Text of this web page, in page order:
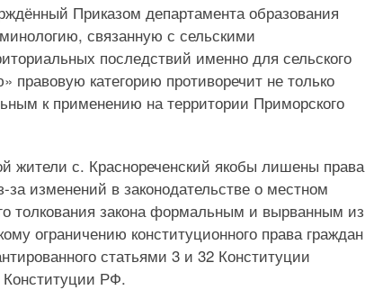
Приказом департамента образования
связанную с сельскими
последствий именно для сельского
правовую категорию противоречит не только
к применению на территории Приморского
жители с. Краснореченский якобы лишены права
изменений в законодательстве о местном
толкования закона формальным и вырванным из
ограничению конституционного права граждан
статьями 3 и 32 Конституции
РФ.